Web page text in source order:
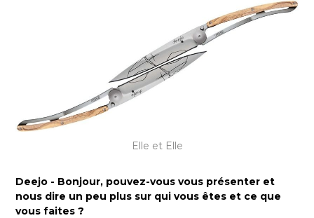
Elle et Elle
Deejo - Bonjour, pouvez-vous vous présenter et
nous dire un peu plus sur qui vous êtes et ce que
vous faites ?